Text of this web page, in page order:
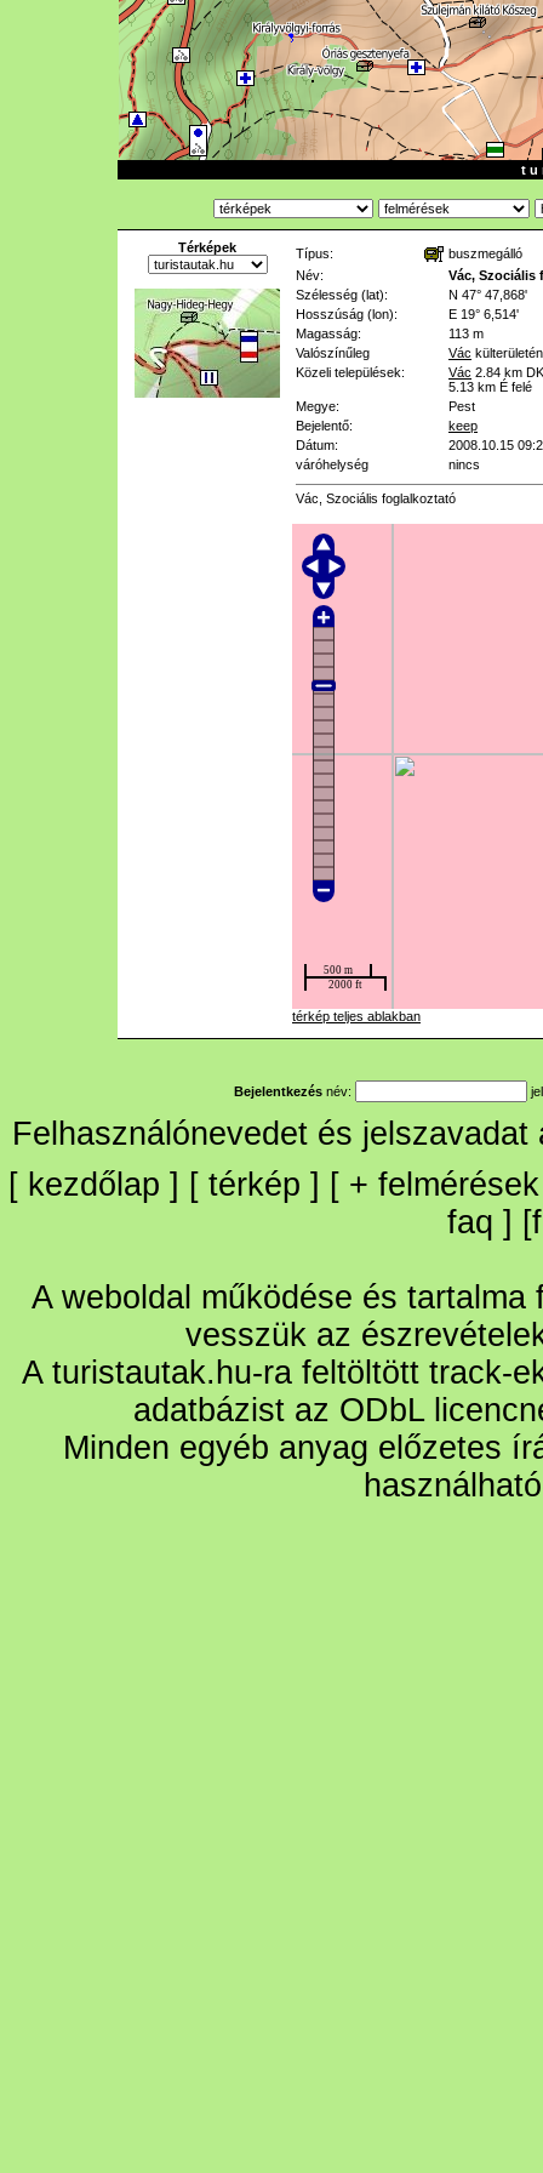
t u
Térképek Típus:
buszmegálló
Név:
Vác, Szociális
Szélesség (lat):
N 47° 47,868'
Hosszúság (lon):
E 19° 6,514'
Magasság:
113 m
Valószínűleg
Vác külterületén
Közeli települések:
Vác 2.84 km
5.13 km É felé
Megye:
Pest
Bejelentő:
keep
Dátum:
2008.10.15
váróhelység
nincs
Vác, Szociális foglalkoztató
térkép teljes ablakban
Bejelentkezés név:
Felhasználónevedet és
[ kezdőlap ] [ térkép ] [ + felmérések
faq ] [
A weboldal működése és
vesszük az
A turistautak.hu-ra feltöltött track-
adatbázist az ODbL
Minden egyéb anyag előzetes